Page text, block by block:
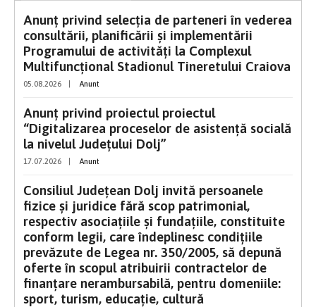
Anunț privind selecția de parteneri în vederea
consultării, planificării și implementării
Programului de activități la Complexul
Multifuncțional Stadionul Tineretului Craiova
05.08.2026 Anunt
Anunț privind proiectul proiectul
“Digitalizarea proceselor de asistenţă socială
la nivelul Județului Dolj”
17.07.2026 Anunt
Consiliul Judeţean Dolj invită persoanele
fizice şi juridice fără scop patrimonial,
respectiv asociaţiile şi fundaţiile, constituite
conform legii, care îndeplinesc condiţiile
prevăzute de Legea nr. 350/2005, să depună
oferte în scopul atribuirii contractelor de
finanţare nerambursabilă, pentru domeniile:
sport, turism, educaţie, cultură